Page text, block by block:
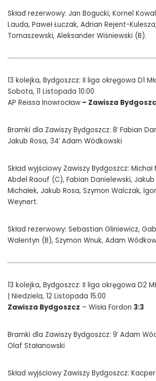
Skład rezerwowy: Jan Bogucki, Kornel
Lauda, Paweł Łuczak, Adrian Rejent-
Tomaszewski, Aleksander Wiśniewski (B).
13 kolejka, Bydgoszcz: II liga okręgowa D1
Sobota, 11 Listopada 10:00
AP Reissa Inowrocław – Zawisza
Bramki dla Zawiszy Bydgoszcz: 8′ Fabian
Jakub Rosa, 34′ Adam Wódkowski
Skład wyjściowy Zawiszy Bydgoszcz:
Abdel Raouf (C), Fabian Danielewski,
Michałek, Jakub Rosa, Szymon Walczak,
Weynert.
Skład rezerwowy: Sebastian Gliniewicz,
Walentyn (B), Szymon Wnuk, Adam
13 kolejka, Bydgoszcz: II liga okręgowa D2
| Niedziela, 12 Listopada 15:00
Zawisza Bydgoszcz – Wisła Fordon 3:3
Bramki dla Zawiszy Bydgoszcz: 9′ Adam
Olaf Stałanowski
Skład wyjściowy Zawiszy Bydgoszcz: